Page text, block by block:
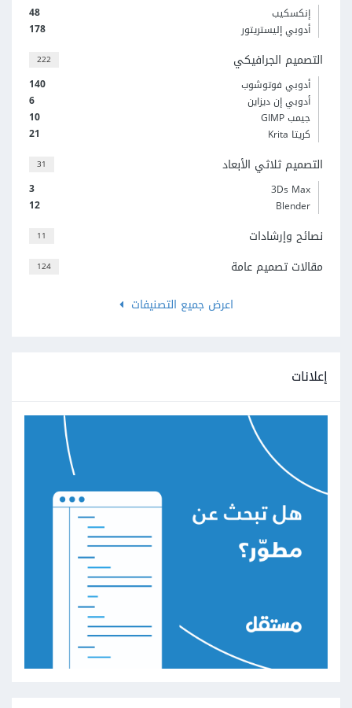
48
إنكسكيب
178
أدوبي إليستريتور
222 التصميم الجرافيكي
140
أدوبي فوتوشوب
6
أدوبي إن ديزاين
10
جيمب GIMP
21
كريتا Krita
31 التصميم ثلاثي الأبعاد
3
3Ds Max
12
Blender
11 نصائح وإرشادات
124
مقالات تصميم عامة
اعرض جميع التصنيفات
إعلانات